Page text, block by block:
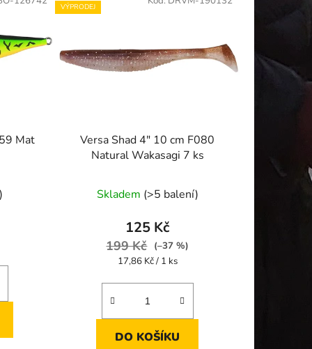
Mat
VÝPRODEJ
Versa Shad 4" 10 cm F080
Natural Wakasagi 7 ks
Skladem (>5 balení)
125 Kč
199 Kč (–37 %)
Měrná
17,86 Kč / 1 ks
DO KOŠÍKU